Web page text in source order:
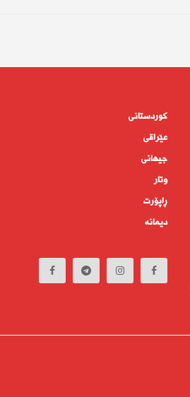
کوردستانى
عێراقی
جیهانى
وتار
ڕاپۆرت
دیمانە